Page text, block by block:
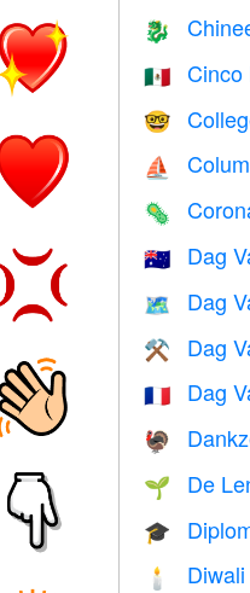
🐉
🇲🇽 Cinco
🤓
⛵️
🦠
🇦🇺 Dag
🗺️ Dag
⚒️ Dag
🇫🇷 Dag
🦃
🌱 De
🎓
🕯 Diwali